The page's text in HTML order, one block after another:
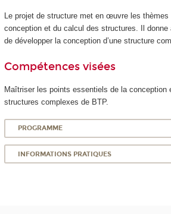
Le projet de structure met en œuvre les thèmes
conception et du calcul des structures. Il donne
de développer la conception d’une structure
Compétences visées
Maîtriser les points essentiels de la conception
structures complexes de BTP.
PROGRAMME
INFORMATIONS PRATIQUES